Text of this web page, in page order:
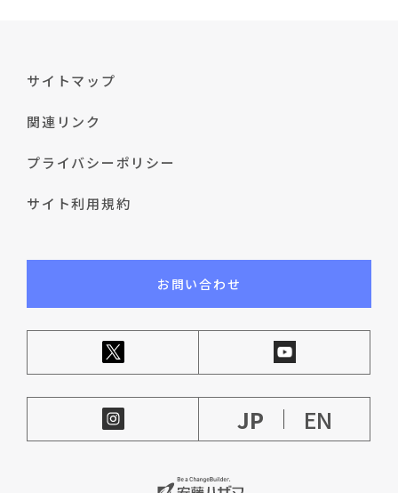
サイトマップ
関連リンク
プライバシーポリシー
サイト利用規約
お問い合わせ
JP EN